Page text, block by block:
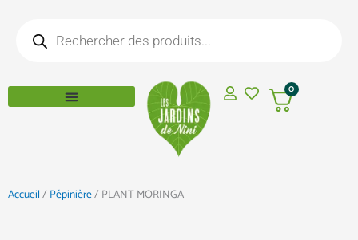
contenuproduits
0
Accueil/ Pépinière/ PLANT MORINGA